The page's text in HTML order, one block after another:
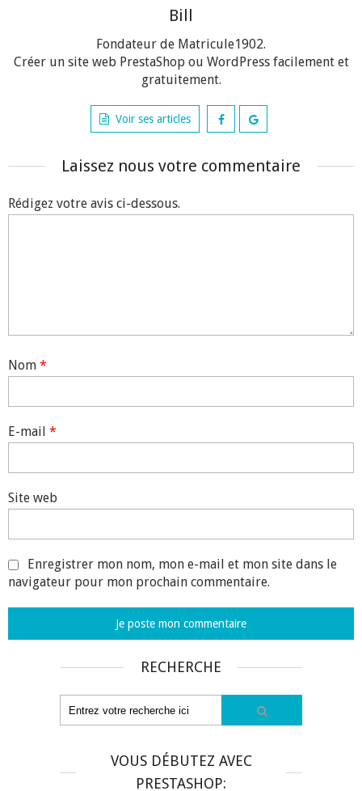
Bill
Fondateur de Matricule1902.
Créer un site web PrestaShop ou WordPress facilement et
gratuitement.
Voir ses articles
Laissez nous votre commentaire
Rédigez votre avis ci-dessous.
Nom *
E-mail *
Site web
Enregistrer mon nom, mon e-mail et mon site dans le
navigateur pour mon prochain commentaire.
RECHERCHE
VOUS DÉBUTEZ AVEC
PRESTASHOP: